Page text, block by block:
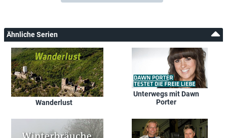
Ähnliche Serien
Wanderlust
Unterwegs mit Dawn
Porter